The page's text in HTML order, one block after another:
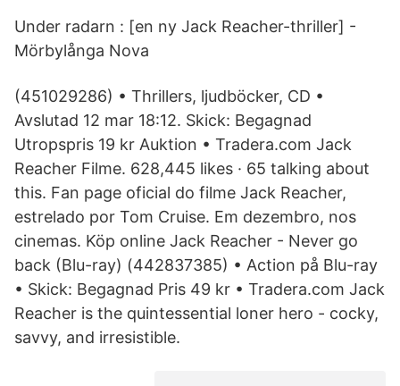
Under radarn : [en ny Jack Reacher-thriller] -
Mörbylånga Nova
(451029286) • Thrillers, ljudböcker, CD •
Avslutad 12 mar 18:12. Skick: Begagnad
Utropspris 19 kr Auktion • Tradera.com Jack
Reacher Filme. 628,445 likes · 65 talking about
this. Fan page oficial do filme Jack Reacher,
estrelado por Tom Cruise. Em dezembro, nos
cinemas. Köp online Jack Reacher - Never go
back (Blu-ray) (442837385) • Action på Blu-ray
• Skick: Begagnad Pris 49 kr • Tradera.com Jack
Reacher is the quintessential loner hero - cocky,
savvy, and irresistible.